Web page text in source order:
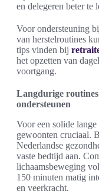
en delegeren beter te
Voor ondersteuning
van herstelroutines
tips vinden bij
het opzetten van
voortgang.
Langdurige
ondersteunen
Voor een solide
gewoonten cruciaal.
Nederlandse
vaste bedtijd aan.
lichaamsbeweging
150 minuten matig
en veerkracht.